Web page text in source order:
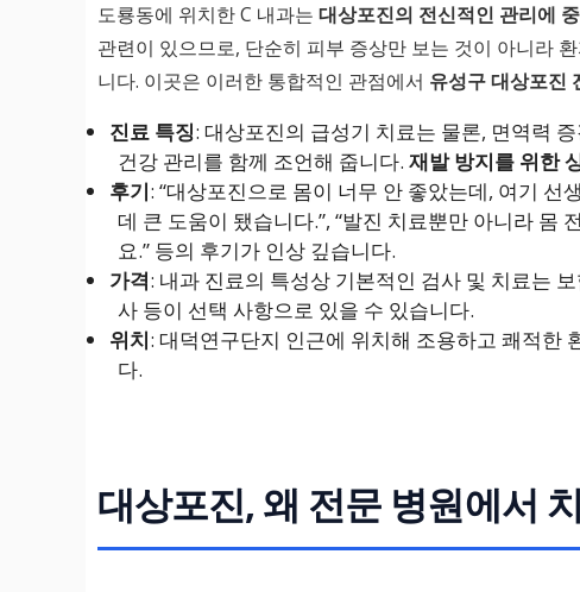
도룡동에 위치한 C 내과는 대상포진의 전신적인 관리에
관련이 있으므로, 단순히 피부 증상만 보는 것이 아니라
니다. 이곳은 이러한 통합적인 관점에서 유성구 대상포진
진료 특징: 대상포진의 급성기 치료는 물론, 면역력
건강 관리를 함께 조언해 줍니다. 재발 방지를 위한
후기: “대상포진으로 몸이 너무 안 좋았는데, 여기
데 큰 도움이 됐습니다.”, “발진 치료뿐만 아니라 몸
요.” 등의 후기가 인상 깊습니다.
가격: 내과 진료의 특성상 기본적인 검사 및 치료는
사 등이 선택 사항으로 있을 수 있습니다.
위치: 대덕연구단지 인근에 위치해 조용하고 쾌적한
다.
대상포진, 왜 전문 병원에서